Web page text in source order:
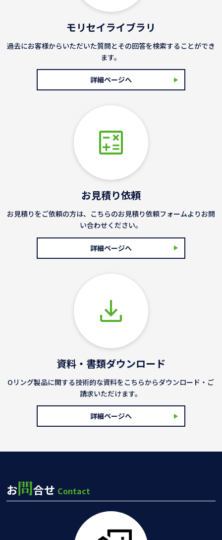
モリセイライブラリ
過去にお客様からいただいた質問とその回答を検索することができ
ます。
詳細ページへ
お見積り依頼
お見積りをご依頼の方は、こちらのお見積り依頼フォームよりお問
い合わせください。
詳細ページへ
資料・書類ダウンロード
Oリング製品に関する技術的な資料をこちらからダウンロード・ご
請求いただけます。
詳細ページへ
お問合せ Contact